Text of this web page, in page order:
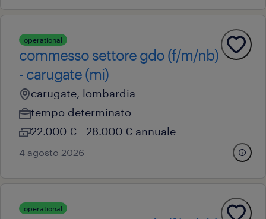
operational
commesso settore gdo (f/m/nb)
- carugate (mi)
carugate, lombardia
tempo determinato
22.000 € - 28.000 € annuale
4 agosto 2026
operational